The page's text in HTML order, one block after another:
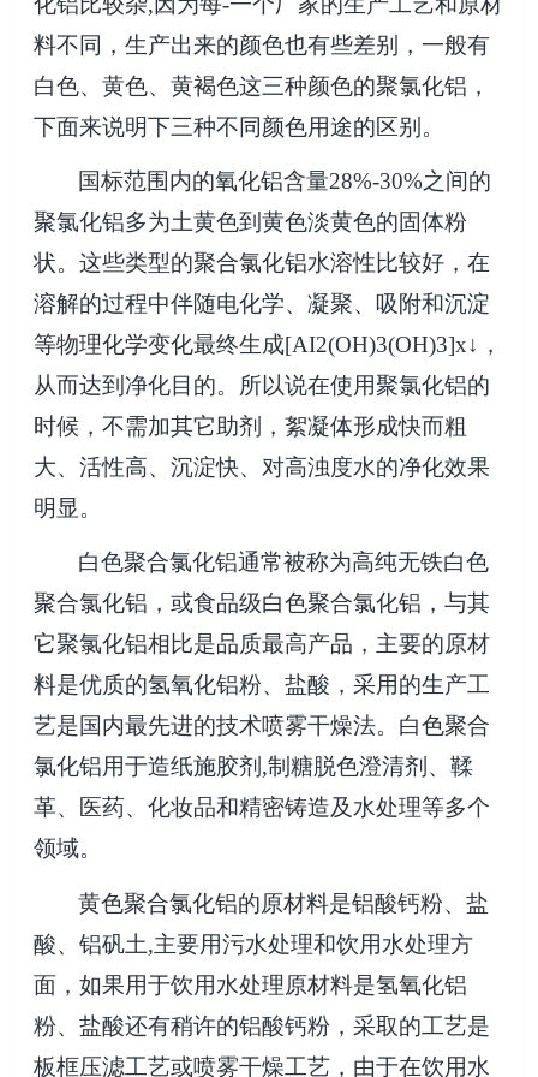
料不同，生产出来的颜色也有些差别，一般有
白色、黄色、黄褐色这三种颜色的聚氯化铝，
下面来说明下三种不同颜色用途的区别。
国标范围内的氧化铝含量28%-30%之间的
聚氯化铝多为土黄色到黄色淡黄色的固体粉
状。这些类型的聚合氯化铝水溶性比较好，在
溶解的过程中伴随电化学、凝聚、吸附和沉淀
等物理化学变化最终生成[AI2(OH)3(OH)3]x↓，
从而达到净化目的。所以说在使用聚氯化铝的
时候，不需加其它助剂，絮凝体形成快而粗
大、活性高、沉淀快、对高浊度水的净化效果
明显。
白色聚合氯化铝通常被称为高纯无铁白色
聚合氯化铝，或食品级白色聚合氯化铝，与其
它聚氯化铝相比是品质最高产品，主要的原材
料是优质的氢氧化铝粉、盐酸，采用的生产工
艺是国内最先进的技术喷雾干燥法。白色聚合
氯化铝用于造纸施胶剂 ,制糖脱色澄清剂、鞣
革、医药、化妆品和精密铸造及水处理等多个
领域。
黄色聚合氯化铝的原材料是铝酸钙粉、盐
酸、铝矾土,主要用污水处理和饮用水处理方
面，如果用于饮用水处理原材料是氢氧化铝
粉、盐酸还有稍许的铝酸钙粉，采取的工艺是
板框压滤工艺或喷雾干燥工艺，由于在饮用水